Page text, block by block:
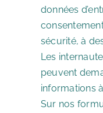
données
sécurité, à
Les
peuvent
informations
Sur nos